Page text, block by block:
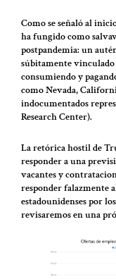
Como se señaló al
ha fungido como
postpandemia: un
súbitamente
consumiendo y
como Nevada,
indocumentados
Research Center).
La retórica hostil de
responder a una
vacantes y
responder falazmente
estadounidenses por
revisaremos en una